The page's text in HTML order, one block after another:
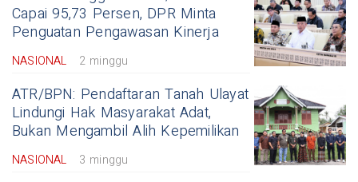
Capai 95,73 Persen, DPR Minta
Penguatan Pengawasan Kinerja
NASIONAL 2 minggu
ATR/BPN: Pendaftaran Tanah Ulayat
Lindungi Hak Masyarakat Adat,
Bukan Mengambil Alih Kepemilikan
NASIONAL 3 minggu